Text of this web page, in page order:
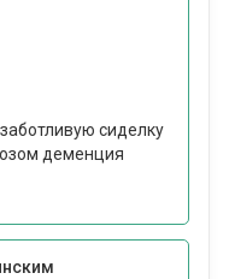
сиделку
деменция